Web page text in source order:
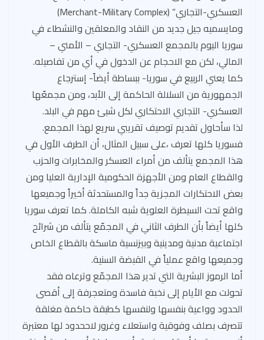
العسكري-التجاري” (Merchant-Military Complex)
ومايسميه جيل جديد من النقاد والمعلقين والنشطاء في
سوريا اليوم بالمجمع العسكري- التجاري – الأمني –
المالي، لكن مع الاحجام عن الدخول في أي من تفاصيله.
كما يعني الربيع في سوريا- ببساطة أيضاً- إسترجاع
الجمهورية من السلالة الحاكمة إلى الأبد، ومن مجمعّها
العسكري- التجاري الاحتكاري لكل شيئ مهم في البلد.
لذا سأحاول تقديم توصيف تقريبي سريع لهذا المجمع.
فسوريا كلها تعرف ،على سبيل المثال، أن الطرف الأول في
هذا المجمع يتألف من أمراء العسكر والمخابرات والحزب
والقطاع العام ومن الأجهزة الحكومية الإدارية العليا ومن
بعض الاحتكارات المجزية جداً والمستحدثة أخيراً وجميعها
واقع تحت السيطرة العلوية شبه الكاملة. كما تعرف سوريا
كلها أيضاً بأن الطرف الثاني في المجمّع يتألف من شرائح
اجتماعية مدنية ومدينية وبيزنسية ماسكة بالقطاع الخاص
وجميعها واقع عملياً في القبضة السنية.
أما الرموز البشرية التي تدير هذا المجمّع وترعاه فقد
تحولت مع الأيام إلى نخبة فاسدة ومتعجرفة إلى أقصى
الحدود وواعية بنفسها ولنفسها كطبقة حاكمة مغلقة
تتصرف بصلف وفوقية واستعلاء وغرور لاححدود لها معتبرة